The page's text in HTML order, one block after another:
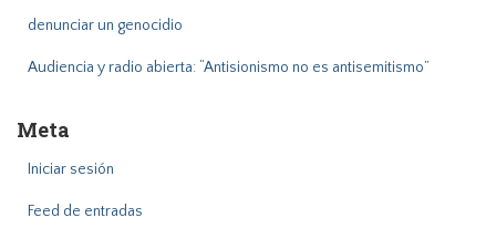
denunciar un genocidio
Audiencia y radio abierta: “Antisionismo no es antisemitismo”
Meta
Iniciar sesión
Feed de entradas